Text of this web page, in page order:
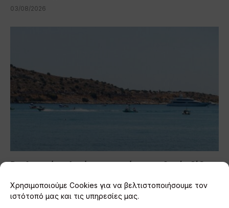
Χρησιμοποιούμε Cookies για να βελτιστοποιήσουμε τον
ιστότοπό μας και τις υπηρεσίες μας.
03/08/2026
Βουλιαγμένη: Λουόμενος εντόπισε πιθανή οβίδα
03/08/2026